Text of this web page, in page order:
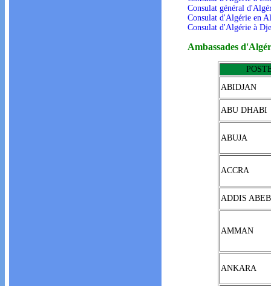
Consulat général
Consulat d'Algérie en
Consulat d'Algérie à
Ambassades
ABIDJAN
ABU DHABI
ABUJA
ACCRA
ADDIS
AMMAN
ANKARA